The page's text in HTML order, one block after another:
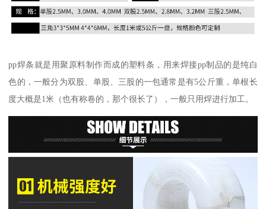
pp焊条就是用聚原料制作而成的塑料条，用来焊接pp制品的是纯白
色的，一般分为双股、单股、三股的一包通常是有5公斤重，单根长
度大概是1米（也有称卷的，那个很长了），一般只用焊进行加工。